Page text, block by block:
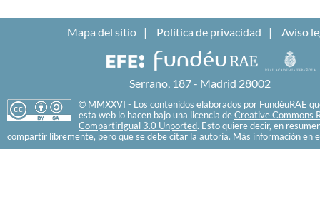
Mapa del sitio Política de privacidad Aviso
Serrano, 187 - Madrid 28002
© MMXXVI - Los contenidos elaborados por FundéuRAE
esta web lo hacen bajo una licencia de Creative Commons
CompartirIgual 3.0 Unported. Esto quiere decir, en
compartir libremente, pero que se debe citar la autoría. Más información en